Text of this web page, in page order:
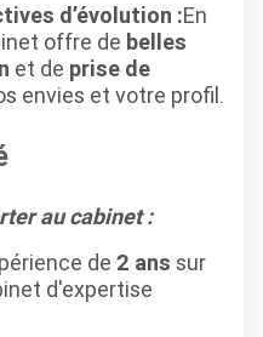
d’évolution :En
offre de belles
et de prise de
envies et votre profil.
au cabinet :
de 2 ans sur
d'expertise